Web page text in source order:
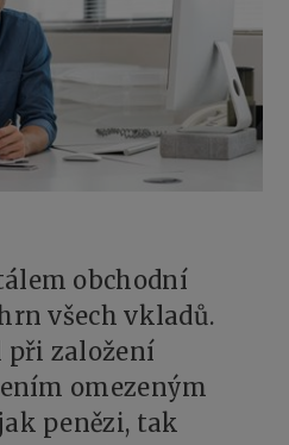
obchodní
všech vkladů.
založení
omezeným
penězi, tak